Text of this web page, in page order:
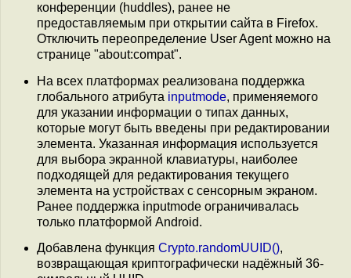
конференции (huddles), ранее не
предоставляемым при открытии сайта в Firefox.
Отключить переопределение User Agent можно на
странице "about:compat".
На всех платформах реализована поддержка
глобального атрибута inputmode, применяемого
для указании информации о типах данных,
которые могут быть введены при редактировании
элемента. Указанная информация используется
для выбора экранной клавиатуры, наиболее
подходящей для редактирования текущего
элемента на устройствах с сенсорным экраном.
Ранее поддержка inputmode ограничивалась
только платформой Android.
Добавлена функция Crypto.randomUUID(),
возвращающая криптографически надёжный 36-